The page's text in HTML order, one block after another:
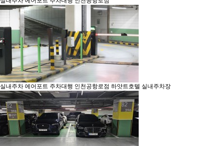
실내주차 에어포트 주차대행 인천공항로점 하얏트호텔 실내주차장